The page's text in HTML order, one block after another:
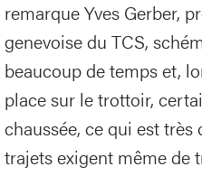
remarque Yves Gerber,
genevoise du TCS,
beaucoup de temps et,
place sur le trottoir,
chaussée, ce qui est
trajets exigent même de